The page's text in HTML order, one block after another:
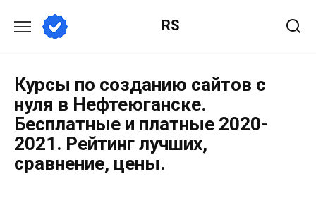
RS
Курсы по созданию сайтов с
нуля в Нефтеюганске.
Бесплатные и платные 2020-
2021. Рейтинг лучших,
сравнение, цены.